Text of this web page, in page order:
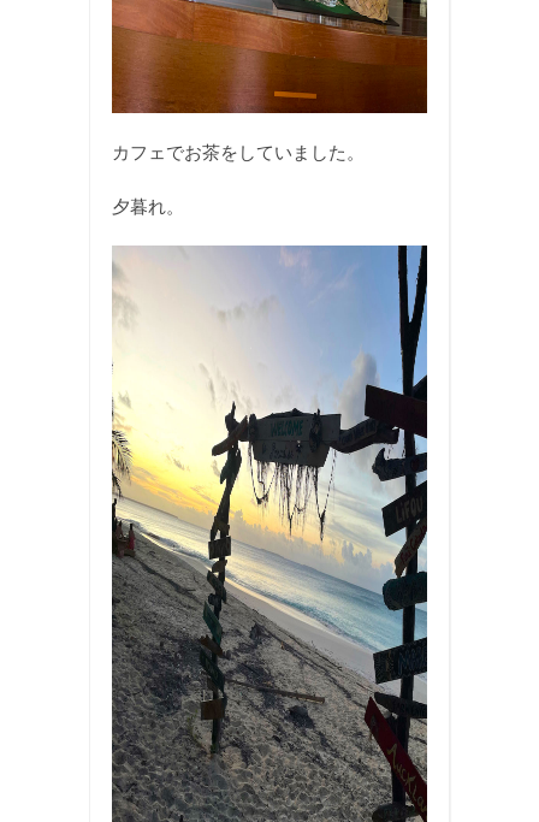
カフェでお茶をしていました。
夕暮れ。